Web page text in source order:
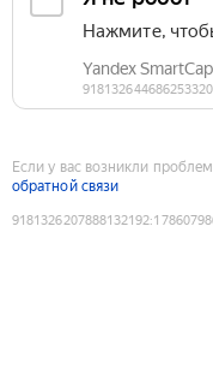
Если у вас возникли
обратной связи
9181326207888132192: